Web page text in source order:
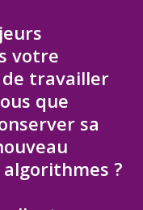
votre
travailler
que
sa
?